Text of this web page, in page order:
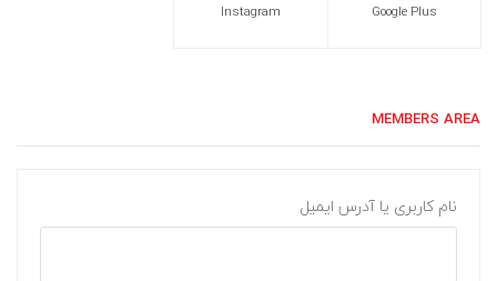
Google Plus
Instagram
MEMBERS AREA
نام کاربری یا آدرس ایمیل